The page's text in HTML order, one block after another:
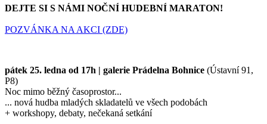
DEJTE SI S NÁMI NOČNÍ HUDEBNÍ MARATON!
POZVÁNKA NA AKCI (ZDE)
pátek 25. ledna od 17h | galerie Prádelna Bohnice (Ústavní 91,
P8)
Noc mimo běžný časoprostor...
... nová hudba mladých skladatelů ve všech podobách
+ workshopy, debaty, nečekaná setkání